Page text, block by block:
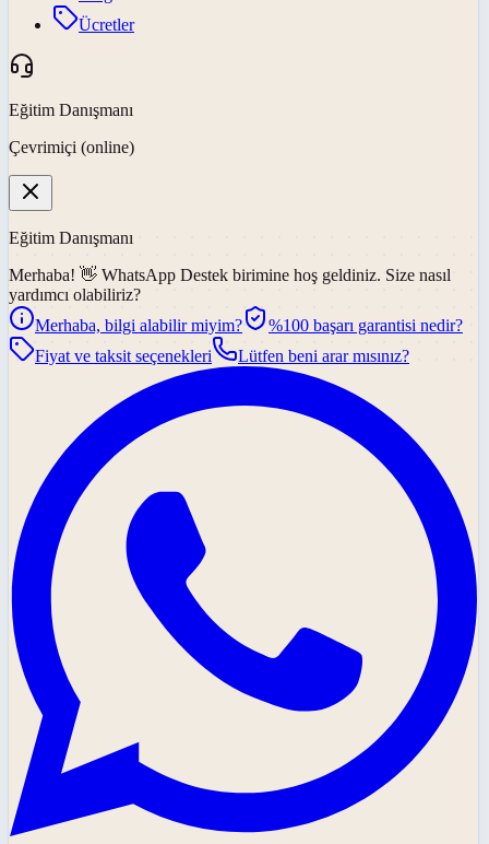
Ücretler
Eğitim Danışmanı
Çevrimiçi (online)
Eğitim Danışmanı
Merhaba! 👋 WhatsApp Destek birimine hoş geldiniz. Size nasıl
yardımcı olabiliriz?
Merhaba, bilgi alabilir miyim?
%100 başarı garantisi nedir?
Fiyat ve taksit seçenekleri
Lütfen beni arar mısınız?